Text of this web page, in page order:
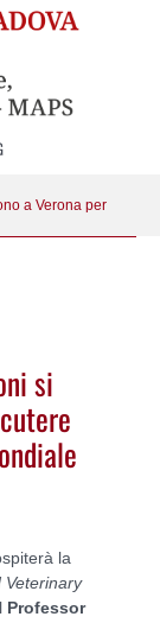
a Verona per
si
la
Veterinary
Professor